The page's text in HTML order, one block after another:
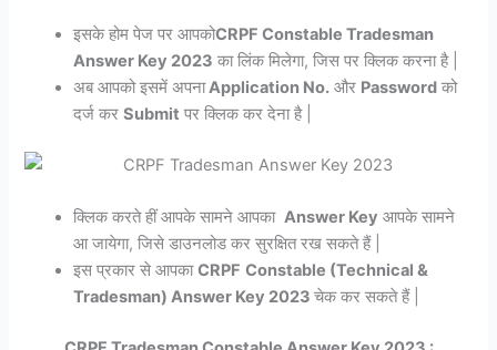
इसके होम पेज पर आपकोCRPF Constable Tradesman
Answer Key 2023 का लिंक मिलेगा, जिस पर क्लिक करना है |
अब आपको इसमें अपनाApplication No. और Password को
दर्ज करSubmit पर क्लिक कर देना है |
क्लिक करते हीं आपके सामने आपकाAnswer Key आपके सामने
आ जायेगा, जिसे डाउनलोड कर सुरक्षित रख सकते हैं |
इस प्रकार से आपकाCRPF Constable (Technical &
Tradesman) Answer Key 2023चेक कर सकते हैं |